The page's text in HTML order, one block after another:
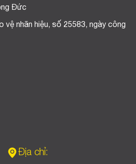
Đức
vệ nhãn hiệu, số 25583, ngày công
Địa chỉ: